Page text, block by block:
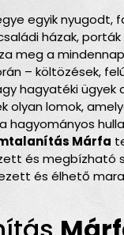
egyik nyugodt,
házak,
meg a
– költözések,
hagyatéki ügyek
olyan lomok,
hagyományos
Márfa
és megbízható
és élhető